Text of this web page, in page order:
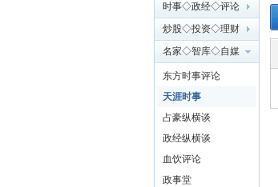
大
参
» ›
时事◇政经◇评论
炒股◇投资◇理财
名家◇智库◇自媒
体
东方时事评论
天涯时事
占豪纵横谈
政经纵横谈
血饮评论
政事堂